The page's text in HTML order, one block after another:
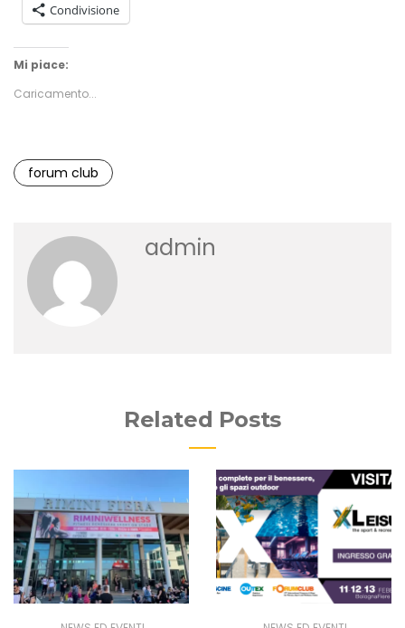
Condivisione
Mi piace:
Caricamento...
forum club
admin
Related Posts